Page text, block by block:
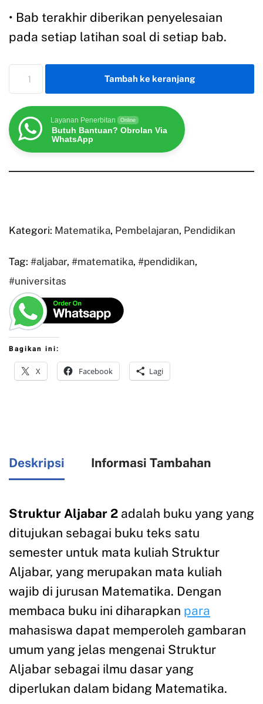
• Bab terakhir diberikan penyelesaian
pada setiap latihan soal di setiap bab.
Tambah ke keranjang
Layanan Penerbitan Online
Butuh Bantuan? Obrolan Via
WhatsApp
Kategori: Matematika, Pembelajaran, Pendidikan
Tag: #aljabar, #matematika, #pendidikan,
#universitas
Bagikan ini:
X Facebook Lagi
Deskripsi Informasi Tambahan
Struktur Aljabar 2 adalah buku yang yang
ditujukan sebagai buku teks satu
semester untuk mata kuliah Struktur
Aljabar, yang merupakan mata kuliah
wajib di jurusan Matematika. Dengan
membaca buku ini diharapkan para
mahasiswa dapat memperoleh gambaran
umum yang jelas mengenai Struktur
Aljabar sebagai ilmu dasar yang
diperlukan dalam bidang Matematika.